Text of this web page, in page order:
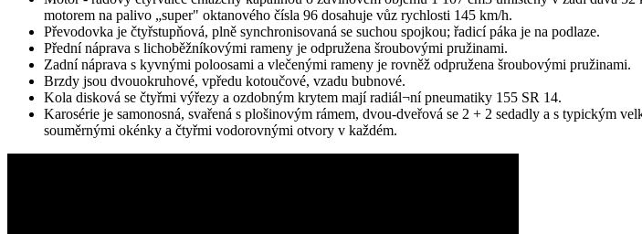
motorem na palivo „super" oktanového čísla 96 dosahuje vůz rychlosti 145 km/h.
Převodovka je čtyřstupňová, plně synchronisovaná se suchou spojkou; řadicí páka je na podlaze.
Přední náprava s lichoběžníkovými rameny je odpružena šroubovými pružinami.
Zadní náprava s kyvnými poloosami a vlečenými rameny je rovněž odpružena šroubovými pružinami.
Brzdy jsou dvouokruhové, vpředu kotoučové, vzadu bubnové.
Kola disková se čtyřmi výřezy a ozdobným krytem mají radiál¬ní pneumatiky 155 SR 14.
Karosérie je samonosná, svařená s plošinovým rámem, dvou-dveřová se 2 + 2 sedadly a s typickým
souměrnými okénky a čtyřmi vodorovnými otvory v každém.